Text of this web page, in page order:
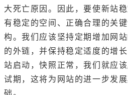
大死亡原因。因此，要使新站
有稳定的空间、正确合理的关
构。我们应该坚持定期增加网
的外链，并保持稳定适度的增
站启动，快照正常，我们就应
试期，这将为网站的进一步发
础。